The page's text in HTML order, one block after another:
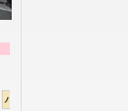
バリアフリー